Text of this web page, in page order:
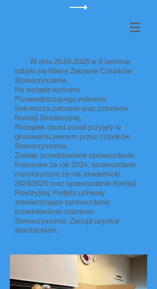
W dniu 20.05.2025 w II terminie
odbyło się Walne Zebranie Członków
Stowarzyszenia.
Na wstępie wybrano
Przewodniczącego zebrania,
Sekretarza zebrania oraz członków
Komisji Skrutacyjnej.
Porządek obrad został przyjęty w
głosowaniu jawnym przez członków
Stowarzyszenia.
Zostało przedstawione sprawozdanie
finansowe za rok 2024, sprawozdanie
merytoryczne za rok akademicki
2024/2025 oraz sprawozdanie Komisji
Rewizyjnej. Podjęto uchwały
zatwierdzające sprawozdania
przedstawione członkom
Stowarzyszenia. Zarząd uzyskał
absolutorium.